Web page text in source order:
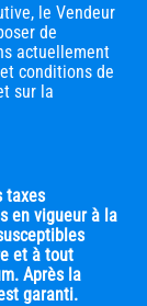
le Vendeur
de
actuellement
conditions de
sur la
taxes
en vigueur à la
et à tout
Après la
garanti.